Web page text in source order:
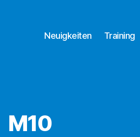
Neuigkeiten Training
M10